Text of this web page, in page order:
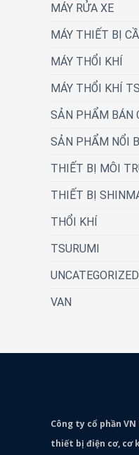
MÁY RỬA XE
MÁY THIẾT BỊ
MÁY THỔI KHÍ
MÁY THỔI KHÍ
SẢN PHẨM BÁN
SẢN PHẨM NỔI
THIẾT BỊ MÔI
THIẾT BỊ
THỔI KHÍ
TSURUMI
UNCATEGORIZED
VAN
Công ty cổ phần
thiết bị điện cơ, cơ